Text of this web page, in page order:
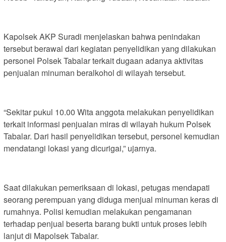
Kapolsek AKP Suradi menjelaskan bahwa penindakan
tersebut berawal dari kegiatan penyelidikan yang dilakukan
personel Polsek Tabalar terkait dugaan adanya aktivitas
penjualan minuman beralkohol di wilayah tersebut.
“Sekitar pukul 10.00 Wita anggota melakukan penyelidikan
terkait informasi penjualan miras di wilayah hukum Polsek
Tabalar. Dari hasil penyelidikan tersebut, personel kemudian
mendatangi lokasi yang dicurigai,” ujarnya.
Saat dilakukan pemeriksaan di lokasi, petugas mendapati
seorang perempuan yang diduga menjual minuman keras di
rumahnya. Polisi kemudian melakukan pengamanan
terhadap penjual beserta barang bukti untuk proses lebih
lanjut di Mapolsek Tabalar.